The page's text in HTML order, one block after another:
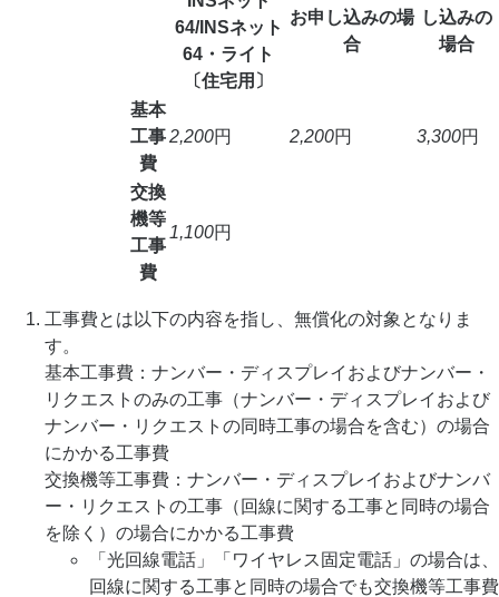
64/INSネット
64・ライト
〔住宅用〕
お申し込みの場
合
し込みの
場合
基本
工事
費
2,200円 2,200円 3,300円
交換
機等
工事
費
1,100円
工事費とは以下の内容を指し、無償化の対象となりま
す。
基本工事費：ナンバー・ディスプレイおよびナンバー・
リクエストのみの工事（ナンバー・ディスプレイおよび
ナンバー・リクエストの同時工事の場合を含む）の場合
にかかる工事費
交換機等工事費：ナンバー・ディスプレイおよびナンバ
ー・リクエストの工事（回線に関する工事と同時の場合
を除く）の場合にかかる工事費
「光回線電話」「ワイヤレス固定電話」の場合は、
回線に関する工事と同時の場合でも交換機等工事費